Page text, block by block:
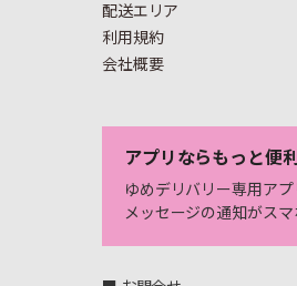
配送エリア
利用規約
会社概要
アプリならもっと便
ゆめデリバリー専用アプ
メッセージの通知がスマ